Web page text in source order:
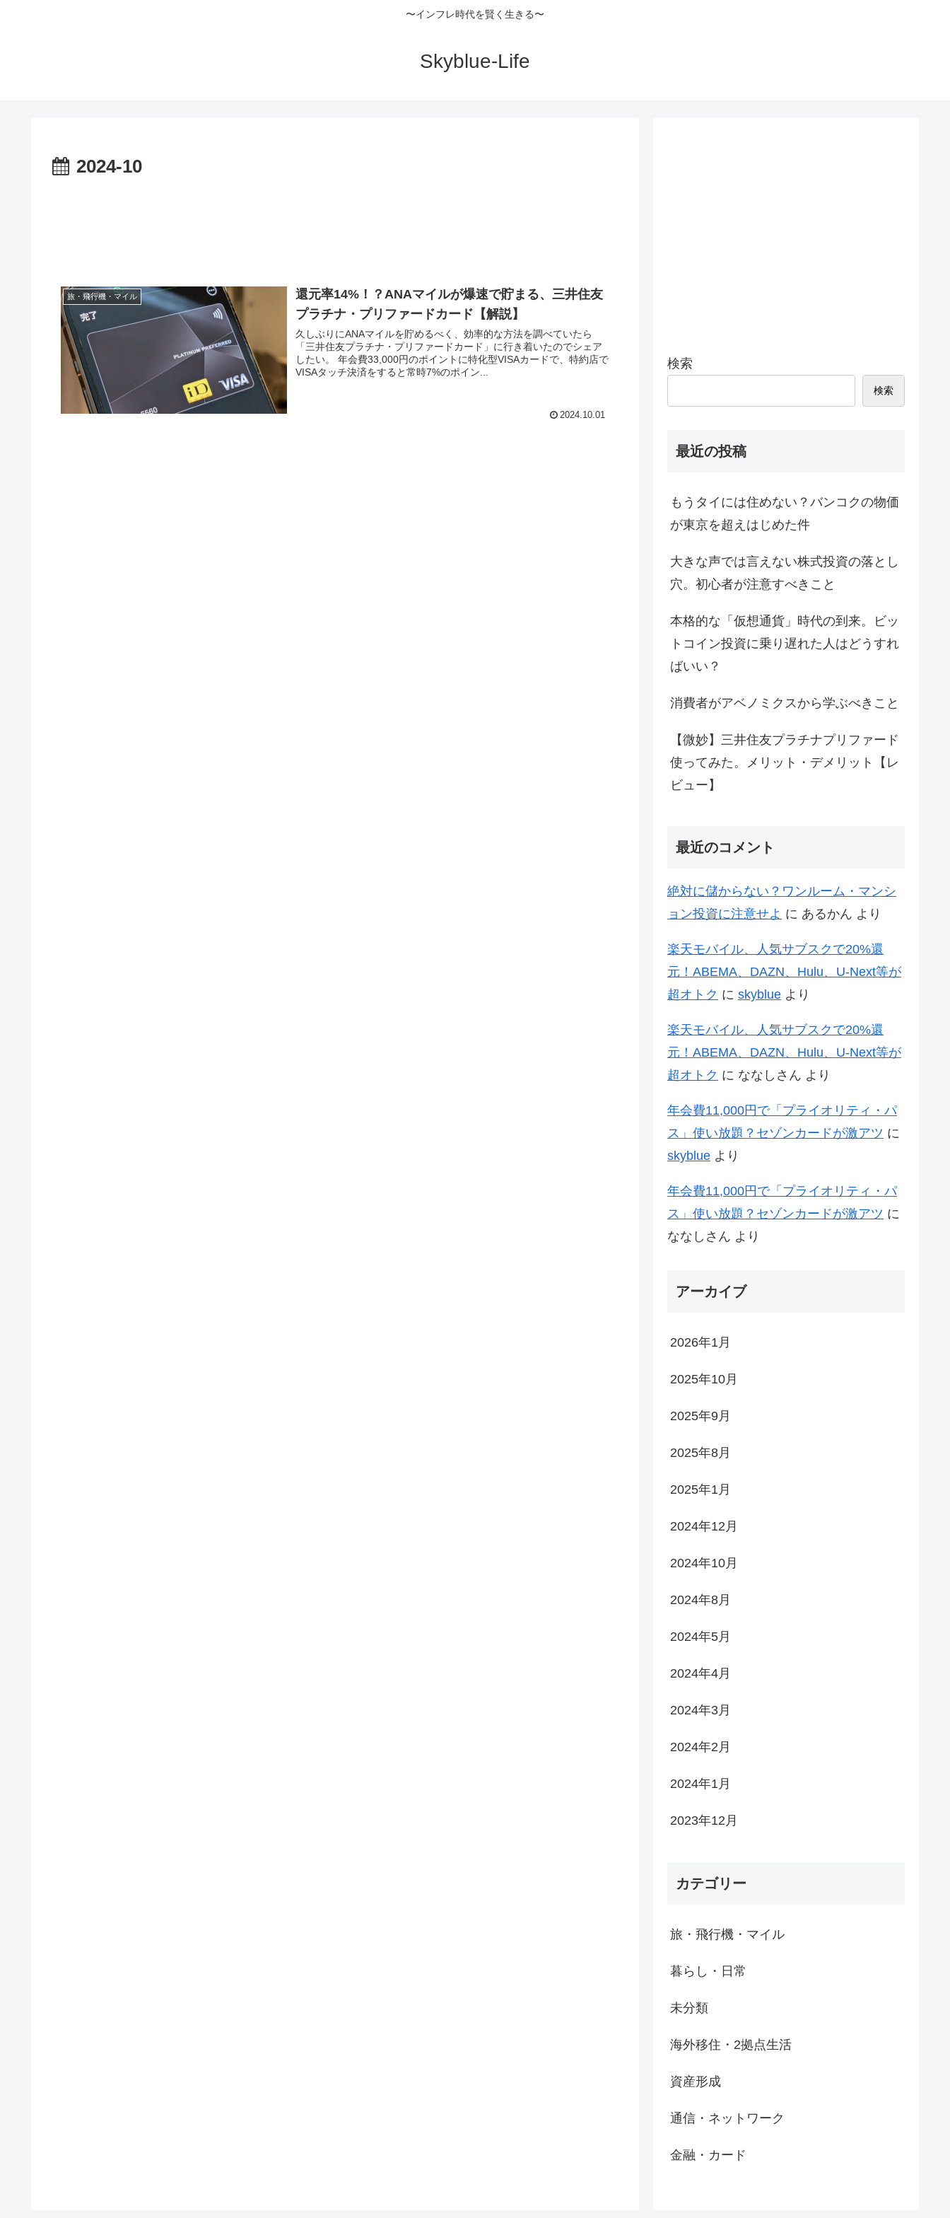
〜インフレ時代を賢く生きる〜
Skyblue-Life
2024-10
旅・飛行機・マイル
還元率14%！？ANAマイルが爆速で貯まる、三井住友
プラチナ・プリファードカード【解説】
久しぶりにANAマイルを貯めるべく、効率的な方法を調べていたら
「三井住友プラチナ・プリファードカード」に行き着いたのでシェア
したい。 年会費33,000円のポイントに特化型VISAカードで、特約店で
VISAタッチ決済をすると常時7%のポイン...
2024.10.01
検索
検索
最近の投稿
もうタイには住めない？バンコクの物価
が東京を超えはじめた件
大きな声では言えない株式投資の落とし
穴。初心者が注意すべきこと
本格的な「仮想通貨」時代の到来。ビッ
トコイン投資に乗り遅れた人はどうすれ
ばいい？
消費者がアベノミクスから学ぶべきこと
【微妙】三井住友プラチナプリファード
使ってみた。メリット・デメリット【レ
ビュー】
最近のコメント
絶対に儲からない？ワンルーム・マンシ
ョン投資に注意せよ に あるかん より
楽天モバイル、人気サブスクで20%還
元！ABEMA、DAZN、Hulu、U-Next等が
超オトク に skyblue より
楽天モバイル、人気サブスクで20%還
元！ABEMA、DAZN、Hulu、U-Next等が
超オトク に ななしさん より
年会費11,000円で「プライオリティ・パ
ス」使い放題？セゾンカードが激アツ に
skyblue より
年会費11,000円で「プライオリティ・パ
ス」使い放題？セゾンカードが激アツ に
ななしさん より
アーカイブ
2026年1月
2025年10月
2025年9月
2025年8月
2025年1月
2024年12月
2024年10月
2024年8月
2024年5月
2024年4月
2024年3月
2024年2月
2024年1月
2023年12月
カテゴリー
旅・飛行機・マイル
暮らし・日常
未分類
海外移住・2拠点生活
資産形成
通信・ネットワーク
金融・カード